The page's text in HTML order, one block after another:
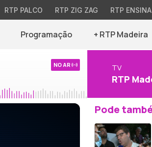
RTP PALCO RTP ZIG ZAG RTP ENSINA
Programação + RTP Madeira
NO AR TV
RTP
Pode